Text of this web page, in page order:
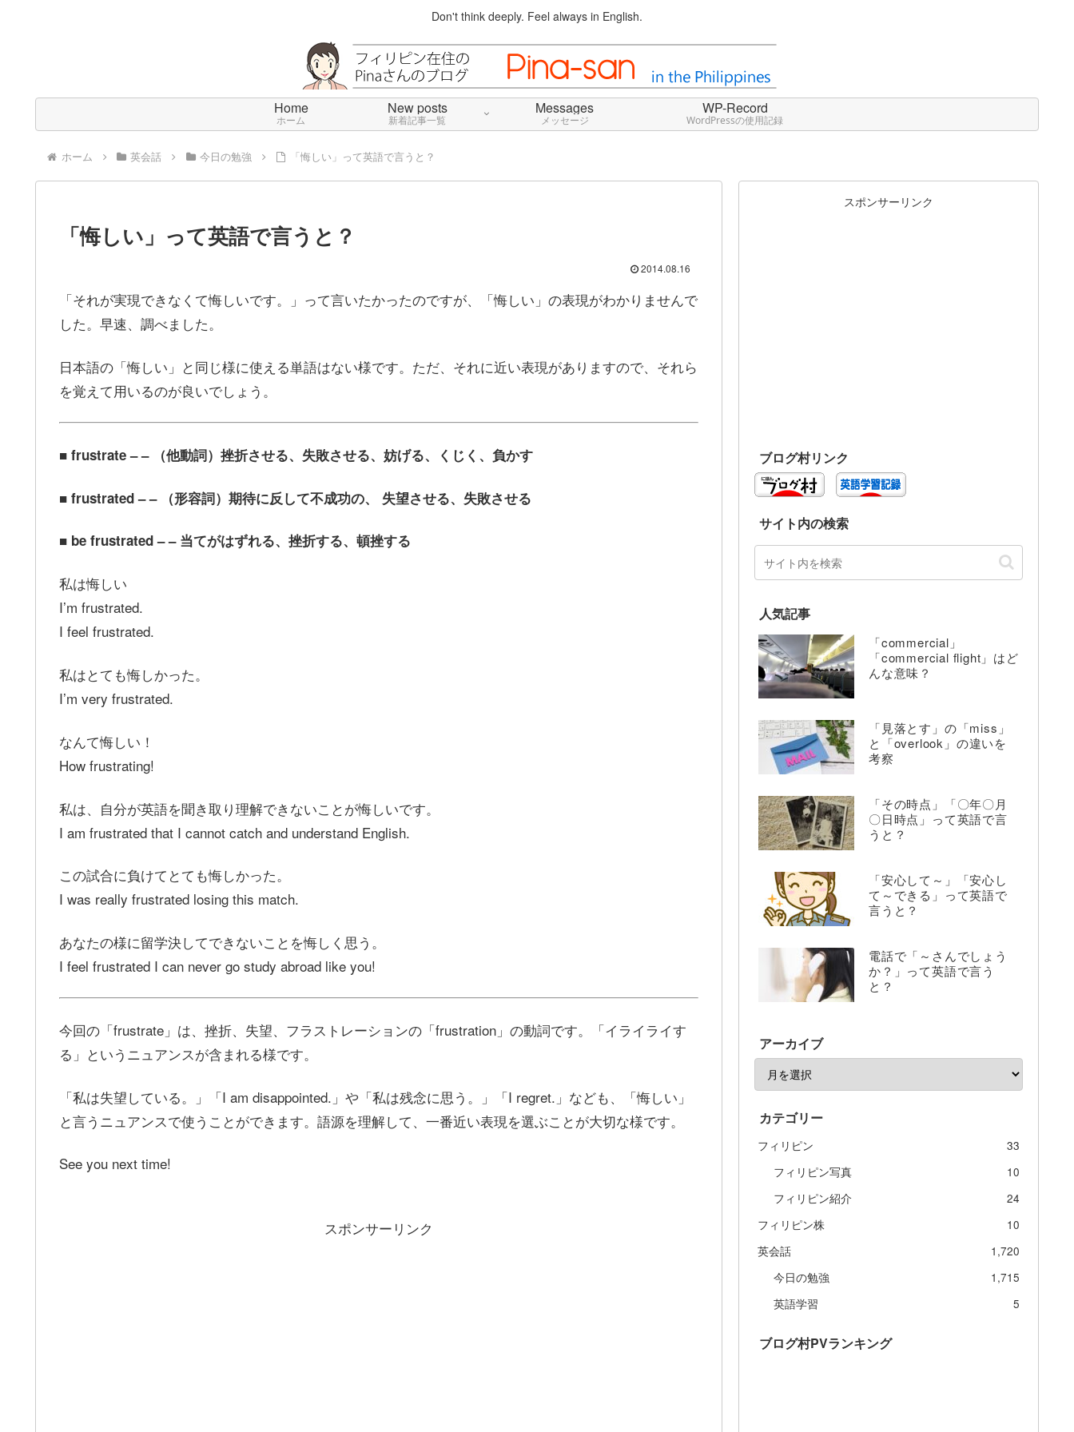
Don't think deeply. Feel always in English.
Home
ホーム
New posts
新着記事一覧
Messages
メッセージ
WP-Record
WordPressの使用記録
ホーム 英会話 今日の勉強 「悔しい」って英語で言うと？
「悔しい」って英語で言うと？
2014.08.16
「それが実現できなくて悔しいです。」って言いたかったのですが、「悔しい」の表現がわかりませんで
した。早速、調べました。
日本語の「悔しい」と同じ様に使える単語はない様です。ただ、それに近い表現がありますので、それら
を覚えて用いるのが良いでしょう。
■ frustrate – – （他動詞）挫折させる、失敗させる、妨げる、くじく、負かす
■ frustrated – – （形容詞）期待に反して不成功の、 失望させる、失敗させる
■ be frustrated – – 当てがはずれる、挫折する、頓挫する
私は悔しい
I’m frustrated.
I feel frustrated.
私はとても悔しかった。
I’m very frustrated.
なんて悔しい！
How frustrating!
私は、自分が英語を聞き取り理解できないことが悔しいです。
I am frustrated that I cannot catch and understand English.
この試合に負けてとても悔しかった。
I was really frustrated losing this match.
あなたの様に留学決してできないことを悔しく思う。
I feel frustrated I can never go study abroad like you!
今回の「frustrate」は、挫折、失望、フラストレーションの「frustration」の動詞です。「イライライす
る」というニュアンスが含まれる様です。
「私は失望している。」「I am disappointed.」や「私は残念に思う。」「I regret.」なども、「悔しい」
と言うニュアンスで使うことができます。語源を理解して、一番近い表現を選ぶことが大切な様です。
See you next time!
スポンサーリンク
スポンサーリンク
ブログ村リンク
サイト内の検索
人気記事
「commercial」
「commercial flight」はど
んな意味？
「見落とす」の「miss」
と「overlook」の違いを
考察
「その時点」「〇年〇月
〇日時点」って英語で言
うと？
「安心して～」「安心し
て～できる」って英語で
言うと？
電話で「～さんでしょう
か？」って英語で言う
と？
アーカイブ
カテゴリー
フィリピン
33
フィリピン写真
10
フィリピン紹介
24
フィリピン株
10
英会話
1,720
今日の勉強
1,715
英語学習
5
ブログ村PVランキング